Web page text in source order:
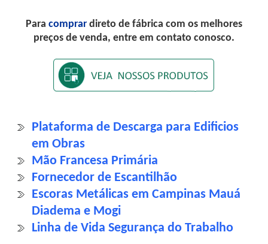
Para comprar direto de fábrica com os melhores
preços de venda, entre em contato conosco.
Plataforma de Descarga para Edificios
em Obras
Mão Francesa Primária
Fornecedor de Escantilhão
Escoras Metálicas em Campinas Mauá
Diadema e Mogi
Linha de Vida Segurança do Trabalho